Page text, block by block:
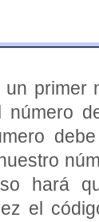
primer
número
hará
el